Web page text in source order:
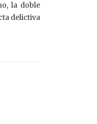
la doble
delictiva